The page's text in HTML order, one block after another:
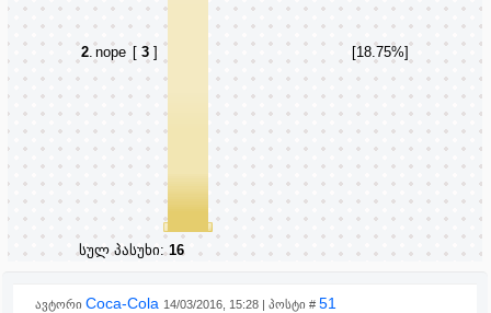
2. nope [ 3] [18.75%]
სულ პასუხი:16
ავტორი Coca-Cola 14/03/2016, 15:28 | პოსტი # 51